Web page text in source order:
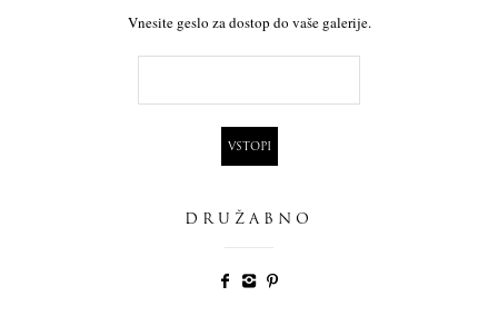
Vnesite geslo za dostop do vaše galerije.
DRUŽABNO